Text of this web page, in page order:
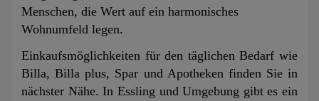
Menschen, die Wert auf ein harmonisches
Wohnumfeld legen.
Einkaufsmöglichkeiten für den täglichen Bedarf wie
Billa, Billa plus, Spar und Apotheken finden Sie in
nächster Nähe. In Essling und Umgebung gibt es ein